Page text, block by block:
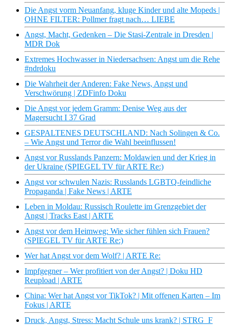
Die Angst vorm Neuanfang, kluge Kinder und alte Mopeds |
OHNE FILTER: Pollmer fragt nach… LIEBE
Angst, Macht, Gedenken – Die Stasi-Zentrale in Dresden |
MDR Dok
Extremes Hochwasser in Niedersachsen: Angst um die Rehe
#ndrdoku
Die Wahrheit der Anderen: Fake News, Angst und
Verschwörung | ZDFinfo Doku
Die Angst vor jedem Gramm: Denise Weg aus der
Magersucht I 37 Grad
GESPALTENES DEUTSCHLAND: Nach Solingen & Co.
– Wie Angst und Terror die Wahl beeinflussen!
Angst vor Russlands Panzern: Moldawien und der Krieg in
der Ukraine (SPIEGEL TV für ARTE Re:)
Angst vor schwulen Nazis: Russlands LGBTQ-feindliche
Propaganda | Fake News | ARTE
Leben in Moldau: Russisch Roulette im Grenzgebiet der
Angst | Tracks East | ARTE
Angst vor dem Heimweg: Wie sicher fühlen sich Frauen?
(SPIEGEL TV für ARTE Re:)
Wer hat Angst vor dem Wolf? | ARTE Re:
Impfgegner – Wer profitiert von der Angst? | Doku HD
Reupload | ARTE
China: Wer hat Angst vor TikTok? | Mit offenen Karten – Im
Fokus | ARTE
Druck, Angst, Stress: Macht Schule uns krank? | STRG_F